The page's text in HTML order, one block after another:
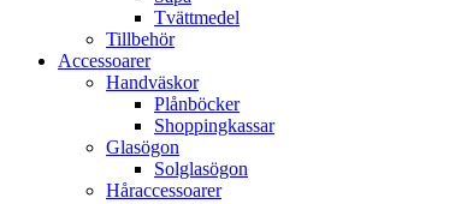
Tvättmedel
Tillbehör
Accessoarer
Handväskor
Plånböcker
Shoppingkassar
Glasögon
Solglasögon
Håraccessoarer